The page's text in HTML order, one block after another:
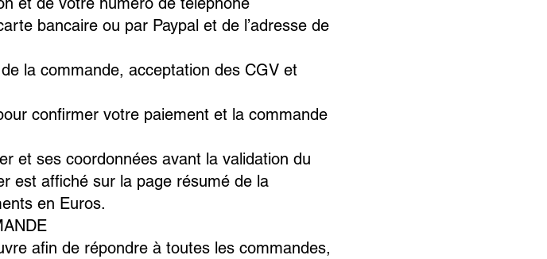
bancaire ou par Paypal et de l’adresse de
la commande, acceptation des CGV et
confirmer votre paiement et la commande
et ses coordonnées avant la validation du
est affiché sur la page résumé de la
en Euros.
afin de répondre à toutes les commandes,